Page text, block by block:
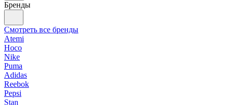
Бренды
Смотреть все бренды
Atemi
Hoco
Nike
Puma
Adidas
Reebok
Pepsi
Stan